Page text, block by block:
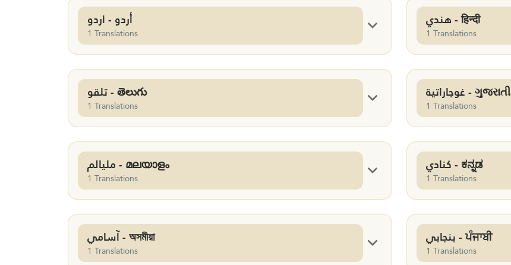
أردو - اردو
1 Translations
هندي - हिन्दी
1 Translations
تلقو - తెలుగు
1 Translations
غوجاراتية - ગુજરાતી
1 Translations
مليالم - മലയാളം
1 Translations
كنادي - ಕನ್ನಡ
1 Translations
آسامي - অসমীয়া
1 Translations
بنجابي - ਪੰਜਾਬੀ
1 Translations